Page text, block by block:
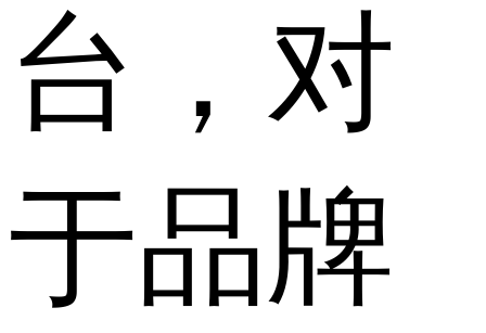
台，对
于品牌